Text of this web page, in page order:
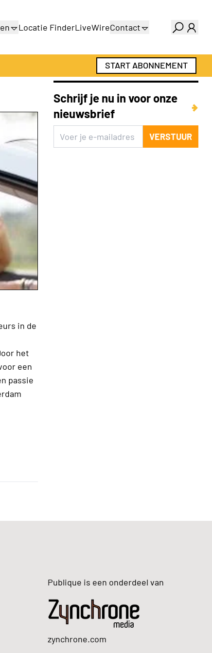
Locatie FinderLiveWireContact
Adverteren
Abonnementen
START ABONNEMENT
in de
het
een
passie
Schrijf je nu in voor onze
nieuwsbrief
VERSTUUR
Publique is een onderdeel van
zynchrone.com